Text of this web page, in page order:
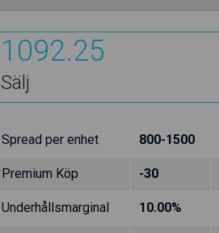
1092.25
Sälj
Spread per enhet 800-1500
Premium Köp -30
Underhållsmarginal 10.00%